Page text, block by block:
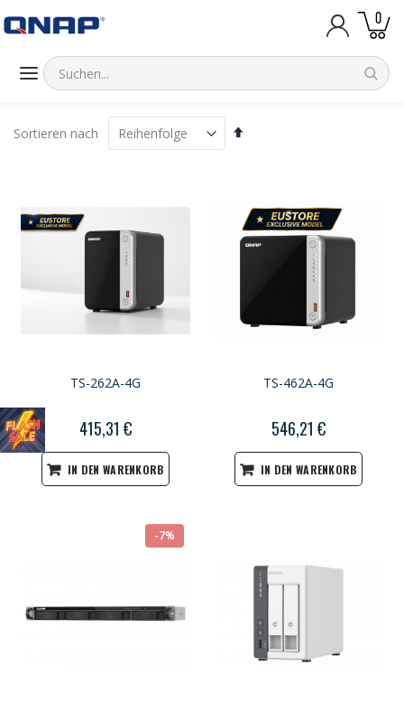
0
Sortieren nach
Absteigend
TS-262A-4G
415,31 €
IN DEN WARENKORB
TS-462A-4G
546,21 €
IN DEN WARENKORB
-7%